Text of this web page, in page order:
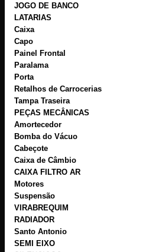
JOGO DE BANCO
LATARIAS
Caixa
Capo
Painel Frontal
Paralama
Porta
Retalhos de Carrocerias
Tampa Traseira
PEÇAS MECÂNICAS
Amortecedor
Bomba do Vácuo
Cabeçote
Caixa de Câmbio
CAIXA FILTRO AR
Motores
Suspensão
VIRABREQUIM
RADIADOR
Santo Antonio
SEMI EIXO